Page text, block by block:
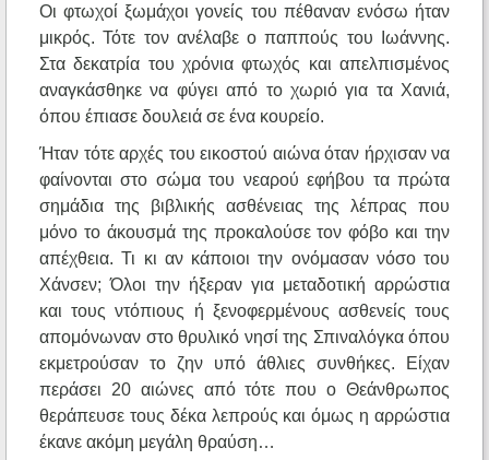
Οι φτωχοί ξωμάχοι γονείς του πέθαναν ενόσω ήταν
μικρός. Τότε τον ανέλαβε ο παππούς του Ιωάννης.
Στα δεκατρία του χρόνια φτωχός και απελπισμένος
αναγκάσθηκε να φύγει από το χωριό για τα Χανιά,
όπου έπιασε δουλειά σε ένα κουρείο.
Ήταν τότε αρχές του εικοστού αιώνα όταν ήρχισαν να
φαίνονται στο σώμα του νεαρού εφήβου τα πρώτα
σημάδια της βιβλικής ασθένειας της λέπρας που
μόνο το άκουσμά της προκαλούσε τον φόβο και την
απέχθεια. Τι κι αν κάποιοι την ονόμασαν νόσο του
Χάνσεν; Όλοι την ήξεραν για μεταδοτική αρρώστια
και τους ντόπιους ή ξενοφερμένους ασθενείς τους
απομόνωναν στο θρυλικό νησί της Σπιναλόγκα όπου
εκμετρούσαν το ζην υπό άθλιες συνθήκες. Είχαν
περάσει 20 αιώνες από τότε που ο Θεάνθρωπος
θεράπευσε τους δέκα λεπρούς και όμως η αρρώστια
έκανε ακόμη μεγάλη θραύση…